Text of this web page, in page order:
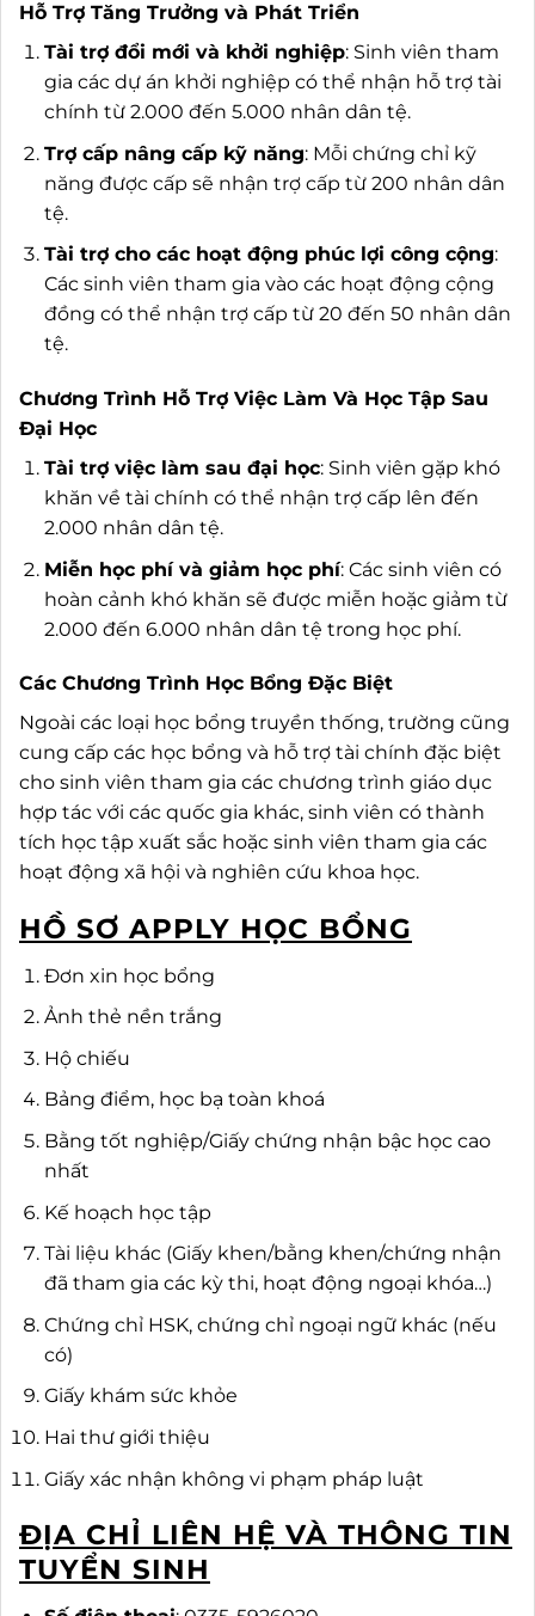
Hỗ Trợ Tăng Trưởng và Phát Triển
Tài trợ đổi mới và khởi nghiệp: Sinh viên tham
gia các dự án khởi nghiệp có thể nhận hỗ trợ tài
chính từ 2.000 đến 5.000 nhân dân tệ.
Trợ cấp nâng cấp kỹ năng: Mỗi chứng chỉ kỹ
năng được cấp sẽ nhận trợ cấp từ 200 nhân dân
tệ.
Tài trợ cho các hoạt động phúc lợi công cộng:
Các sinh viên tham gia vào các hoạt động cộng
đồng có thể nhận trợ cấp từ 20 đến 50 nhân dân
tệ.
Chương Trình Hỗ Trợ Việc Làm Và Học Tập Sau
Đại Học
Tài trợ việc làm sau đại học: Sinh viên gặp khó
khăn về tài chính có thể nhận trợ cấp lên đến
2.000 nhân dân tệ.
Miễn học phí và giảm học phí: Các sinh viên có
hoàn cảnh khó khăn sẽ được miễn hoặc giảm từ
2.000 đến 6.000 nhân dân tệ trong học phí.
Các Chương Trình Học Bổng Đặc Biệt
Ngoài các loại học bổng truyền thống, trường cũng
cung cấp các học bổng và hỗ trợ tài chính đặc biệt
cho sinh viên tham gia các chương trình giáo dục
hợp tác với các quốc gia khác, sinh viên có thành
tích học tập xuất sắc hoặc sinh viên tham gia các
hoạt động xã hội và nghiên cứu khoa học.
HỒ SƠ APPLY HỌC BỔNG
Đơn xin học bổng
Ảnh thẻ nền trắng
Hộ chiếu
Bảng điểm, học bạ toàn khoá
Bằng tốt nghiệp/Giấy chứng nhận bậc học cao
nhất
Kế hoạch học tập
Tài liệu khác (Giấy khen/bằng khen/chứng nhận
đã tham gia các kỳ thi, hoạt động ngoại khóa…)
Chứng chỉ HSK, chứng chỉ ngoại ngữ khác (nếu
có)
Giấy khám sức khỏe
Hai thư giới thiệu
Giấy xác nhận không vi phạm pháp luật
ĐỊA CHỈ LIÊN HỆ VÀ THÔNG TIN
TUYỂN SINH